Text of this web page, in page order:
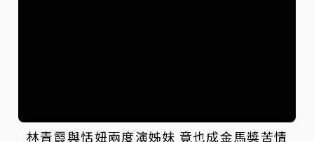
林青霞與恬妞兩度演姊妹 竟也成金馬獎苦情